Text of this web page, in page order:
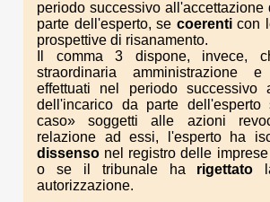
periodo successivo all'accettazione
parte dell'esperto, se coerenticon
prospettive di risanamento.
Il comma 3 dispone, invece,
straordinaria amministrazione
effettuati nel periodo successivo
dell'incarico da parte
caso» soggetti alle azioni
relazione ad essi, l'esperto ha
dissenso nel registro delle
o se il tribunale ha rigettato
autorizzazione.